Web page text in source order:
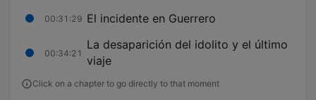
00:31:29 El incidente en Guerrero
00:34:21
La desaparición del idolito y el último
viaje
Click on a chapter to go directly to that moment